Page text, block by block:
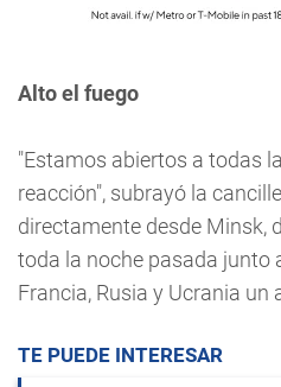
Alto el fuego
"Estamos abiertos a todas
reacción", subrayó la
directamente desde Minsk,
toda la noche pasada junto
Francia, Rusia y Ucrania un
TE PUEDE INTERESAR